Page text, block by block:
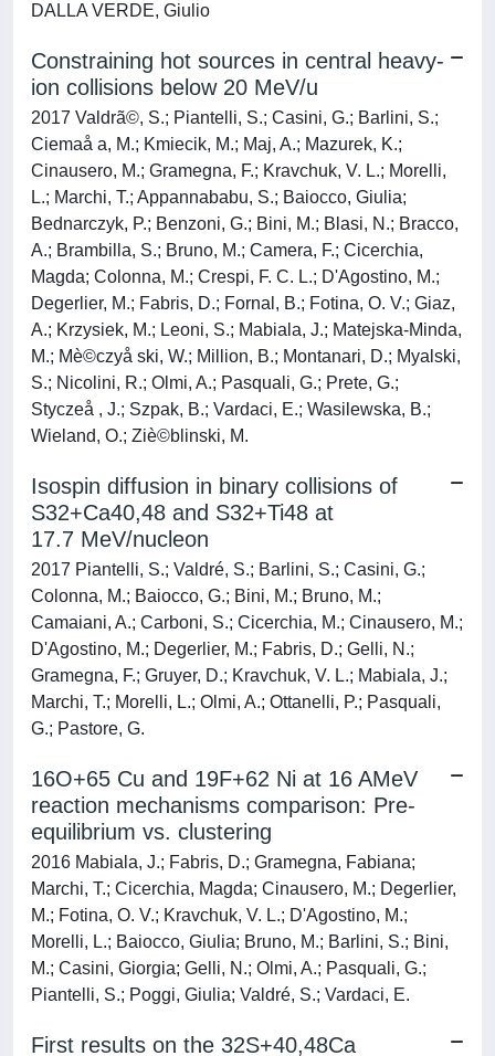
DALLA VERDE, Giulio
Constraining hot sources in central heavy-
ion collisions below 20 MeV/u
2017 Valdrã©, S.; Piantelli, S.; Casini, G.; Barlini, S.;
Ciemaå a, M.; Kmiecik, M.; Maj, A.; Mazurek, K.;
Cinausero, M.; Gramegna, F.; Kravchuk, V. L.; Morelli,
L.; Marchi, T.; Appannababu, S.; Baiocco, Giulia;
Bednarczyk, P.; Benzoni, G.; Bini, M.; Blasi, N.; Bracco,
A.; Brambilla, S.; Bruno, M.; Camera, F.; Cicerchia,
Magda; Colonna, M.; Crespi, F. C. L.; D'Agostino, M.;
Degerlier, M.; Fabris, D.; Fornal, B.; Fotina, O. V.; Giaz,
A.; Krzysiek, M.; Leoni, S.; Mabiala, J.; Matejska-Minda,
M.; Mè©czyå ski, W.; Million, B.; Montanari, D.; Myalski,
S.; Nicolini, R.; Olmi, A.; Pasquali, G.; Prete, G.;
Styczeå , J.; Szpak, B.; Vardaci, E.; Wasilewska, B.;
Wieland, O.; Ziè©blinski, M.
Isospin diffusion in binary collisions of
S32+Ca40,48 and S32+Ti48 at
17.7 MeV/nucleon
2017 Piantelli, S.; Valdré, S.; Barlini, S.; Casini, G.;
Colonna, M.; Baiocco, G.; Bini, M.; Bruno, M.;
Camaiani, A.; Carboni, S.; Cicerchia, M.; Cinausero, M.;
D'Agostino, M.; Degerlier, M.; Fabris, D.; Gelli, N.;
Gramegna, F.; Gruyer, D.; Kravchuk, V. L.; Mabiala, J.;
Marchi, T.; Morelli, L.; Olmi, A.; Ottanelli, P.; Pasquali,
G.; Pastore, G.
16O+65 Cu and 19F+62 Ni at 16 AMeV
reaction mechanisms comparison: Pre-
equilibrium vs. clustering
2016 Mabiala, J.; Fabris, D.; Gramegna, Fabiana;
Marchi, T.; Cicerchia, Magda; Cinausero, M.; Degerlier,
M.; Fotina, O. V.; Kravchuk, V. L.; D'Agostino, M.;
Morelli, L.; Baiocco, Giulia; Bruno, M.; Barlini, S.; Bini,
M.; Casini, Giorgia; Gelli, N.; Olmi, A.; Pasquali, G.;
Piantelli, S.; Poggi, Giulia; Valdré, S.; Vardaci, E.
First results on the 32S+40,48Ca